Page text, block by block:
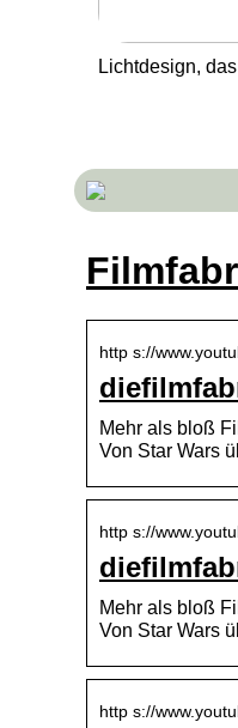
Lichtdesign,
http s://
Mehr als bloß
Von Star Wars
http s://
Mehr als bloß
Von Star Wars
http s://